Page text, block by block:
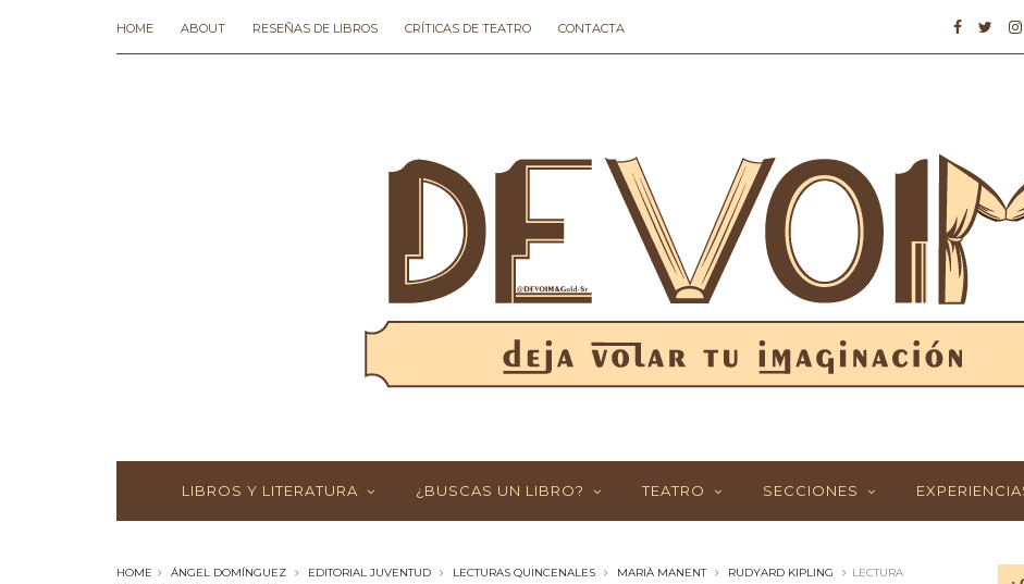
HOME ABOUT RESEÑAS DE LIBROS CRÍTICAS DE TEATRO CONTACTA
LIBROS Y LITERATURA ¿BUSCAS UN LIBRO? TEATRO SECCIONES
HOME ÁNGEL DOMÍNGUEZ EDITORIAL JUVENTUD LECTURAS QUINCENALES MARIÀ MANENT RUDYARD KIPLING
LECTURA